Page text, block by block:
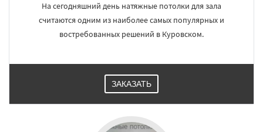
На сегодняшний день натяжные потолки для зала
считаются одним из наиболее самых популярных и
востребованных решений в Куровском.
ЗАКАЗАТЬ